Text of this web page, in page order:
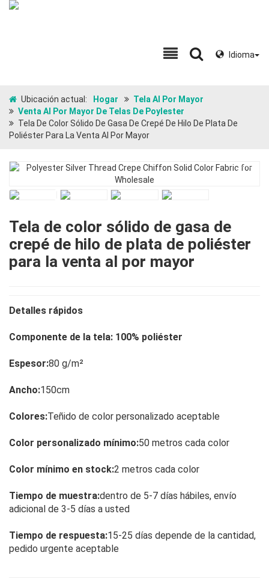
Idioma
Ubicación actual: Hogar
Tela Al Por Mayor
Venta Al Por Mayor De Telas De Poylester
Tela De Color Sólido De Gasa De Crepé De Hilo De Plata De
Poliéster Para La Venta Al Por Mayor
Tela de color sólido de gasa de
crepé de hilo de plata de poliéster
para la venta al por mayor
Detalles rápidos
Componente de la tela: 100% poliéster
Espesor:80 g/m²
Ancho:150cm
Colores:Teñido de color personalizado aceptable
Color personalizado mínimo:50 metros cada color
Color mínimo en stock:2 metros cada color
Tiempo de muestra:dentro de 5-7 días hábiles, envío
adicional de 3-5 días a usted
Tiempo de respuesta:15-25 días depende de la cantidad,
pedido urgente aceptable